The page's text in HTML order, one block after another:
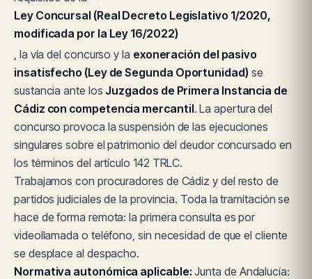
Ley Concursal (Real Decreto Legislativo 1/2020,
modificada por la Ley 16/2022)
, la vía del concurso y la exoneración del pasivo
insatisfecho (Ley de Segunda Oportunidad) se
sustancia ante los Juzgados de Primera Instancia de
Cádiz con competencia mercantil. La apertura del
concurso provoca la suspensión de las ejecuciones
singulares sobre el patrimonio del deudor concursado en
los términos del artículo 142 TRLC.
Trabajamos con procuradores de Cádiz y del resto de
partidos judiciales de la provincia. Toda la tramitación se
hace de forma remota: la primera consulta es por
videollamada o teléfono, sin necesidad de que el cliente
se desplace al despacho.
Normativa autonómica aplicable: Junta de Andalucía: